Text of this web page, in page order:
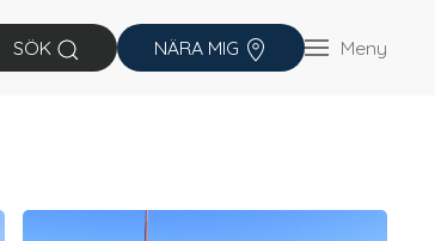
SÖK NÄRA MIG Meny